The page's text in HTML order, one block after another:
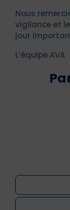
Nous
vigilance et
jour
L’équipe AVA